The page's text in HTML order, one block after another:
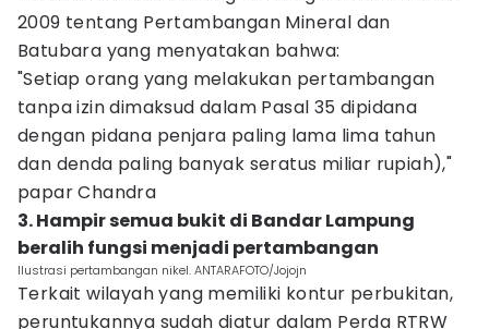
2009 tentang Pertambangan Mineral dan
Batubara yang menyatakan bahwa:
"Setiap orang yang melakukan pertambangan
tanpa izin dimaksud dalam Pasal 35 dipidana
dengan pidana penjara paling lama lima tahun
dan denda paling banyak seratus miliar rupiah),"
papar Chandra
3. Hampir semua bukit di Bandar Lampung
beralih fungsi menjadi pertambangan
Ilustrasi pertambangan nikel. ANTARAFOTO/Jojojn
Terkait wilayah yang memiliki kontur perbukitan,
peruntukannya sudah diatur dalam Perda RTRW